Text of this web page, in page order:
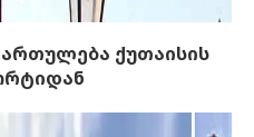
ქუთაისის